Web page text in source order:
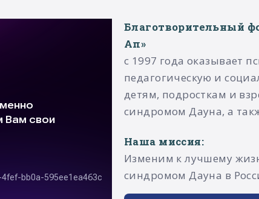
Благотворительный
Ап»
с 1997 года оказывает
педагогическую и
детям, подросткам и
синдромом Дауна, а
Наша миссия:
Изменим к лучшему
синдромом Дауна в